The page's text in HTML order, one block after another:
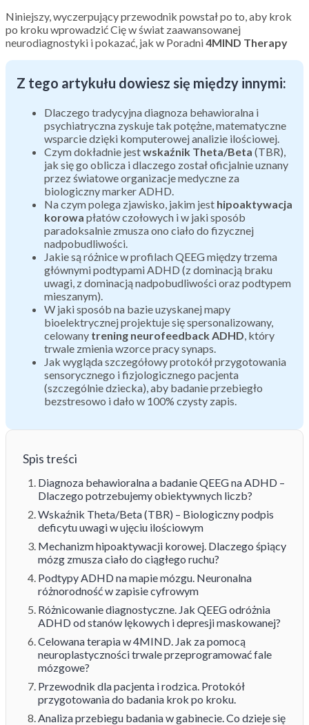
Niniejszy, wyczerpujący przewodnik powstał po to, aby krok
po kroku wprowadzić Cię w świat zaawansowanej
neurodiagnostyki i pokazać, jak w Poradni4MIND Therapy
Z tego artykułu dowiesz się między innymi:
Dlaczego tradycyjna diagnoza behawioralna i
psychiatryczna zyskuje tak potężne, matematyczne
wsparcie dzięki komputerowej analizie ilościowej.
Czym dokładnie jestwskaźnik Theta/Beta (TBR),
jak się go oblicza i dlaczego został oficjalnie uznany
przez światowe organizacje medyczne za
biologiczny marker ADHD.
Na czym polega zjawisko, jakim jest hipoaktywacja
korowa płatów czołowych i w jaki sposób
paradoksalnie zmusza ono ciało do fizycznej
nadpobudliwości.
Jakie są różnice w profilach QEEG między trzema
głównymi podtypami ADHD (z dominacją braku
uwagi, z dominacją nadpobudliwości oraz podtypem
mieszanym).
W jaki sposób na bazie uzyskanej mapy
bioelektrycznej projektuje się spersonalizowany,
celowany trening neurofeedback ADHD, który
trwale zmienia wzorce pracy synaps.
Jak wygląda szczegółowy protokół przygotowania
sensorycznego i fizjologicznego pacjenta
(szczególnie dziecka), aby badanie przebiegło
bezstresowo i dało w 100% czysty zapis.
Spis treści
Diagnoza behawioralna a badanie QEEG na ADHD –
Dlaczego potrzebujemy obiektywnych liczb?
Wskaźnik Theta/Beta (TBR) – Biologiczny podpis
deficytu uwagi w ujęciu ilościowym
Mechanizm hipoaktywacji korowej. Dlaczego śpiący
mózg zmusza ciało do ciągłego ruchu?
Podtypy ADHD na mapie mózgu. Neuronalna
różnorodność w zapisie cyfrowym
Różnicowanie diagnostyczne. Jak QEEG odróżnia
ADHD od stanów lękowych i depresji maskowanej?
Celowana terapia w 4MIND. Jak za pomocą
neuroplastyczności trwale przeprogramować fale
mózgowe?
Przewodnik dla pacjenta i rodzica. Protokół
przygotowania do badania krok po kroku.
Analiza przebiegu badania w gabinecie. Co dzieje się